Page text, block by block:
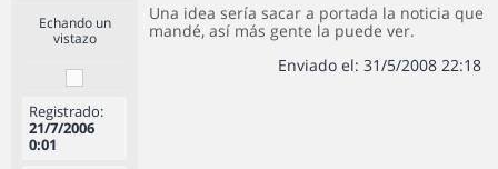
Echando un
vistazo
Registrado:
21/7/2006
0:01
Una idea sería sacar a portada la noticia que
mandé, así más gente la puede ver.
Enviado el: 31/5/2008 22:18